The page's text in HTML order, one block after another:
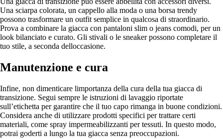
Una sciarpa colorata, un cappello alla moda o una borsa trendy
possono trasformare un outfit semplice in qualcosa di straordinario.
Prova a combinare la giacca con pantaloni slim o jeans comodi, per un
look bilanciato e curato. Gli stivali o le sneaker possono completare il
tuo stile, a seconda delloccasione.
Manutenzione e cura
Infine, non dimenticare limportanza della cura della tua giacca di
transizione. Segui sempre le istruzioni di lavaggio riportate
sull’etichetta per garantire che il tuo capo rimanga in buone condizioni.
Considera anche di utilizzare prodotti specifici per trattare certi
materiali, come spray impermeabilizzanti per tessuti. In questo modo,
potrai goderti a lungo la tua giacca senza preoccupazioni.